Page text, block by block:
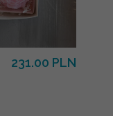
231.00 PLN